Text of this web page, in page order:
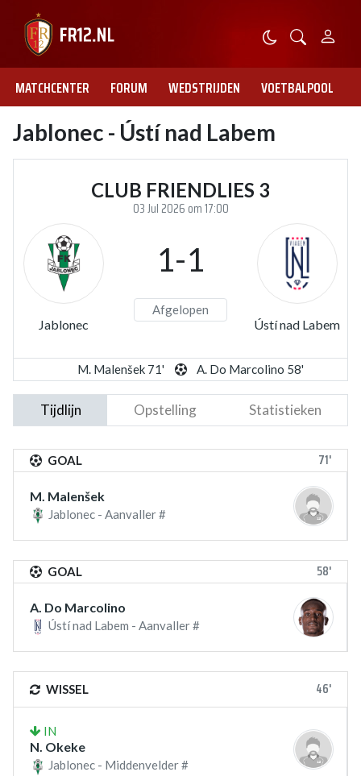
MATCHCENTER FORUM WEDSTRIJDEN VOETBALPOOL
Jablonec - Ústí nad Labem
CLUB FRIENDLIES 3
03 Jul 2026 om 17:00
Jablonec
1-1
Afgelopen
Ústí nad Labem
M. Malenšek 71' A. Do Marcolino 58'
Tijdlijn Opstelling Statistieken
GOAL 71'
M. Malenšek
Jablonec - Aanvaller #
GOAL 58'
A. Do Marcolino
Ústí nad Labem - Aanvaller #
WISSEL 46'
IN
N. Okeke
Jablonec - Middenvelder #